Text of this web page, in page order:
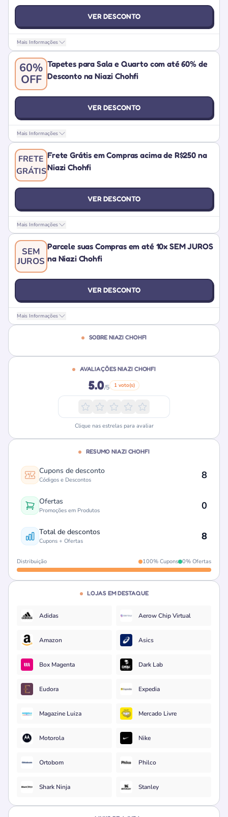
VER DESCONTO
Mais Informações
60%
OFF
Tapetes para Sala e Quarto com até 60% de
Desconto na Niazi Chohfi
VER DESCONTO
Mais Informações
FRETE
GRÁTIS
Frete Grátis em Compras acima de R$250 na
Niazi Chohfi
VER DESCONTO
Mais Informações
SEM
JUROS
Parcele suas Compras em até 10x SEM JUROS
na Niazi Chohfi
VER DESCONTO
Mais Informações
SOBRE NIAZI CHOHFI
AVALIAÇÕES NIAZI CHOHFI
5.0/5 1 voto(s)
Clique nas estrelas para avaliar
RESUMO NIAZI CHOHFI
Cupons de desconto
Códigos e Descontos 8
Ofertas
Promoções em Produtos 0
Total de descontos
Cupons + Ofertas 8
Distribuição 100% Cupons 0% Ofertas
LOJAS EM DESTAQUE
Adidas Aerow Chip Virtual
Amazon Asics
Box Magenta Dark Lab
Eudora Expedia
Magazine Luiza Mercado Livre
Motorola Nike
Ortobom Philco
Shark Ninja Stanley